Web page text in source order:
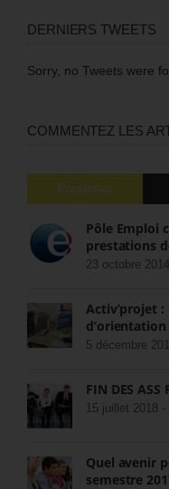
DERNIERS TWEETS
Sorry, no Tweets were
COMMENTEZ LES
Populaires
Pôle Emploi
prestations
23 octobre
Activ’projet
5 décembre
FIN DES ASS
15 juillet 2018 -
Quel avenir
semestre